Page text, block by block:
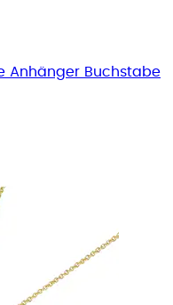
Anhänger Buchstabe